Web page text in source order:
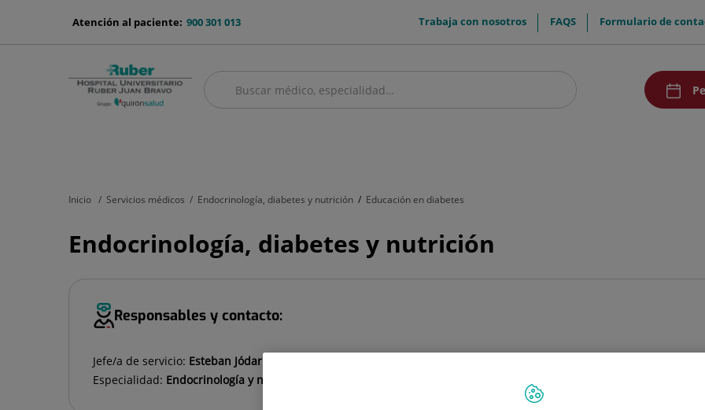
menu-
900 301 013
Atención al paciente: menuTop
Trabaja con nosotros FAQS Formulario de
BuscarBuscar
Inicio Servicios médicos Endocrinología, diabetes y nutrición Educación en diabetes
Endocrinología, diabetes y nutrición
Responsables y contacto:
Jefe/a de servicio: Esteban Jódar Gimeno
Especialidad: Endocrinología y nutrición